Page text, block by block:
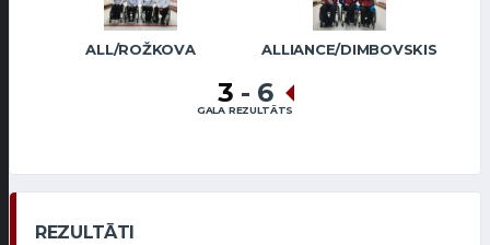
ALL/ROŽKOVA ALLIANCE/DIMBOVSKIS
3 - 6
GALA REZULTĀTS
REZULTĀTI